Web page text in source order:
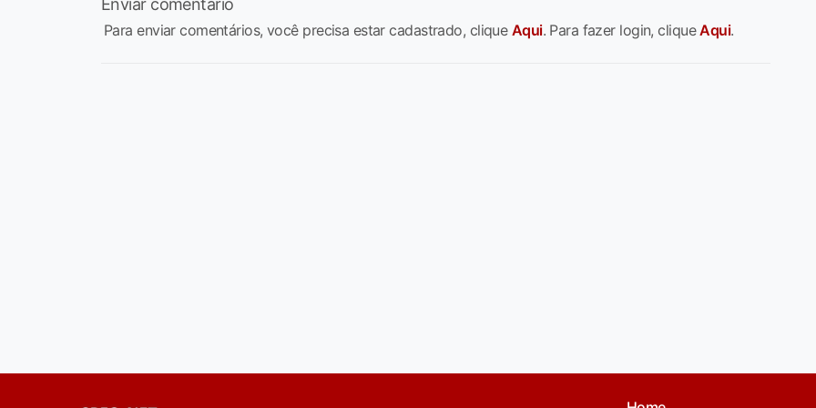
Enviar comentário
Para enviar comentários, você precisa estar cadastrado, clique Aqui. Para fazer login, cliqueAqui.